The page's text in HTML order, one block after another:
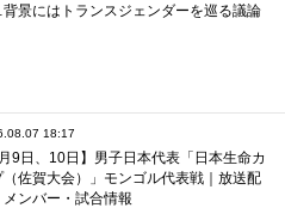
景にはトランスジェンダーを巡る議論
18:17
月9日、10日】男子日本代表「日本生命カ
（佐賀大会）」モンゴル代表戦｜放送配
メンバー・試合情報